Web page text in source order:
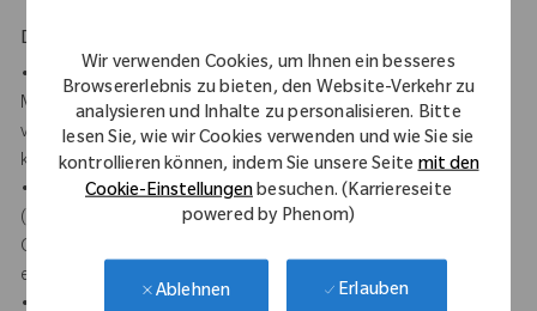
Wir verwenden Cookies, um Ihnen ein besseres
Browsererlebnis zu bieten, den Website-Verkehr zu
analysieren und Inhalte zu personalisieren. Bitte
lesen Sie, wie wir Cookies verwenden und wie Sie sie
kontrollieren können, indem Sie unsere Seitemit den
Cookie-Einstellungenbesuchen. (Karriereseite
powered by Phenom)
Ablehnen Erlauben
Dein Hintergrund
• Abgeschlossenes Studium im Bereich BWL/VWL,
Medizintechnik, Gesundheitsmanagement oder eine
vergleichbare Qualifikation oder erfolgreich abgeschlossene
kaufmännische Berufsausbildung.
• Erste Erfahrungen in einem kaufmännischen Umfeld
(idealerweise im Bereich Medizintechnik oder
Gesundheitswesen) sind von Vorteil, aber nicht zwingend
erforderlich.
• Interesse an medizinischen Produkten, insbesondere in der